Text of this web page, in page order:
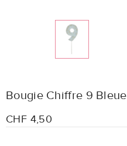
Bougie Chiffre 9 Bleue
CHF 4,50